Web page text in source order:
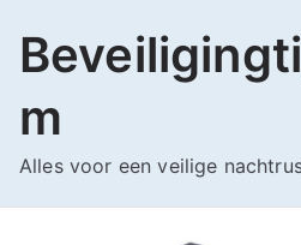
naar
inhoud
m
Alles voor een veilige